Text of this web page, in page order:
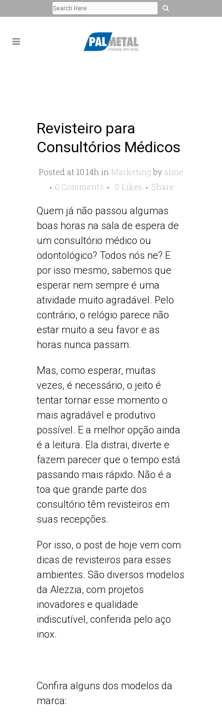
Revisteiro para
Consultórios Médicos
Posted at 10:14h in Marketingby aline
0 Comments
0 Likes Share
Quem já não passou algumas
boas horas na sala de espera de
um consultório médico ou
odontológico? Todos nós ne? E
por isso mesmo, sabemos que
esperar nem sempre é uma
atividade muito agradável. Pelo
contrário, o relógio parece não
estar muito a seu favor e as
horas nunca passam.
Mas, como esperar, muitas
vezes, é necessário, o jeito é
tentar tornar esse momento o
mais agradável e produtivo
possível. E a melhor opção ainda
é a leitura. Ela distrai, diverte e
fazem parecer que o tempo está
passando mais rápido. Não é a
toa que grande parte dos
consultório têm revisteiros em
suas recepções.
Por isso, o post de hoje vem com
dicas de revisteiros para esses
ambientes. São diversos modelos
da Alezzia, com projetos
inovadores e qualidade
indiscutível, conferida pelo aço
inox.
Confira alguns dos modelos da
marca: